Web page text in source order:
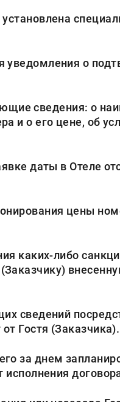
уведомления о
сведения: о
и о его цене, об
даты в Отеле
цены
каких-либо
сведений
Гостя (Заказчика).
за днем
исполнения